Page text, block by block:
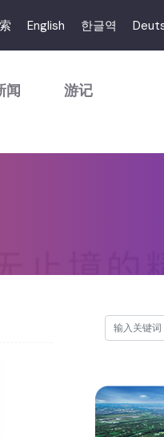
English 한글역
闻 游记